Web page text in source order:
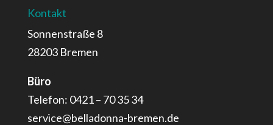
Kontakt
Sonnenstraße 8
28203 Bremen
Büro
Telefon: 0421 – 70 35 34
service@belladonna-bremen.de